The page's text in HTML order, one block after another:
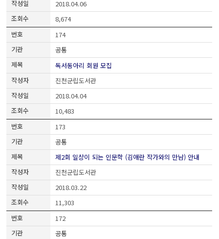
2018.04.06
8,674
174
공통
독서동아리 회원 모집
진천군립도서관
2018.04.04
10,483
173
공통
제2회 일상이 되는 인문학 (김애란 작가와의 만남) 안내
진천군립도서관
2018.03.22
11,303
172
공통